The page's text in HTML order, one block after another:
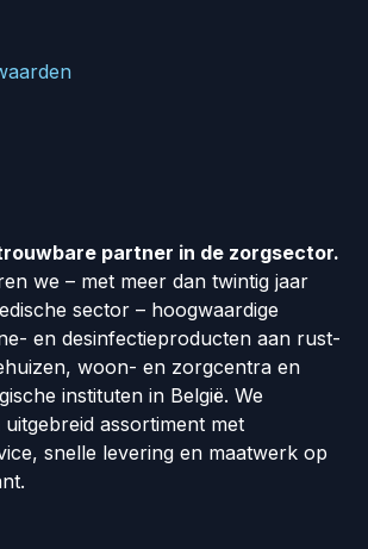
partner in de zorgsector.
we – met meer dan twintig jaar
sector – hoogwaardige
en desinfectieproducten aan rust-
woon- en zorgcentra en
instituten in België. We
assortiment met
snelle levering en maatwerk op